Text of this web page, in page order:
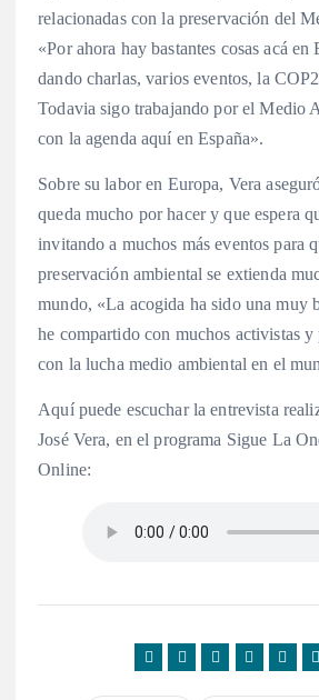
relacionadas con la preservación del
«Por ahora hay bastantes cosas acá en
dando charlas, varios eventos, la
Todavia sigo trabajando por el Medio
con la agenda aquí en España».
Sobre su labor en Europa, Vera
queda mucho por hacer y que espera
invitando a muchos más eventos para
preservación ambiental se extienda
mundo, «La acogida ha sido una muy
he compartido con muchos activistas y
con la lucha medio ambiental en el
Aquí puede escuchar la entrevista
José Vera, en el programa Sigue La
Online: